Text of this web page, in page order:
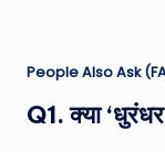
People Also Ask
Q1. क्या